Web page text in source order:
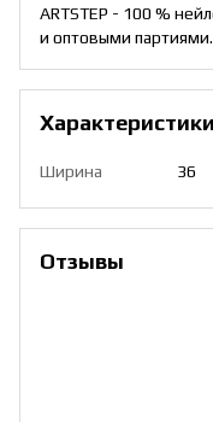
ARTSTEP - 100 %
и оптовыми партиями.
Характеристики
Ширина 36
Отзывы